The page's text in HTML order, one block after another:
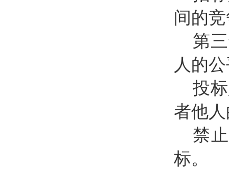
间的
第
人的
投
者他
禁
标。